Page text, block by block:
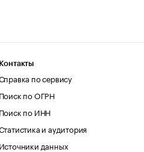
Контакты
по сервису
Поиск по ОГРН
Поиск по ИНН
и аудитория
Источники данных